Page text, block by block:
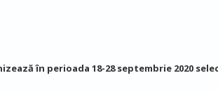
în perioada 18-28 septembrie 2020